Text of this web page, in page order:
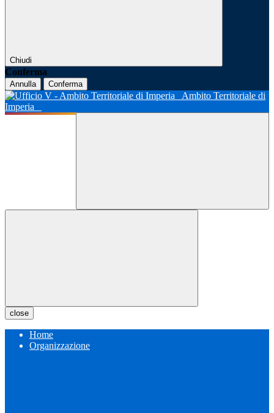
Chiudi
Conferma
Annulla Conferma
Ambito Territoriale di
Imperia
close
Home
Organizzazione